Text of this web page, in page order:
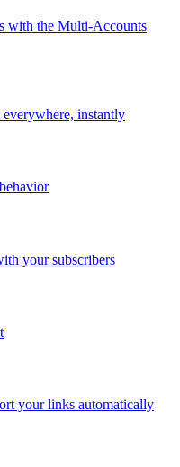
with the Multi-Accounts
instantly
your subscribers
your links automatically